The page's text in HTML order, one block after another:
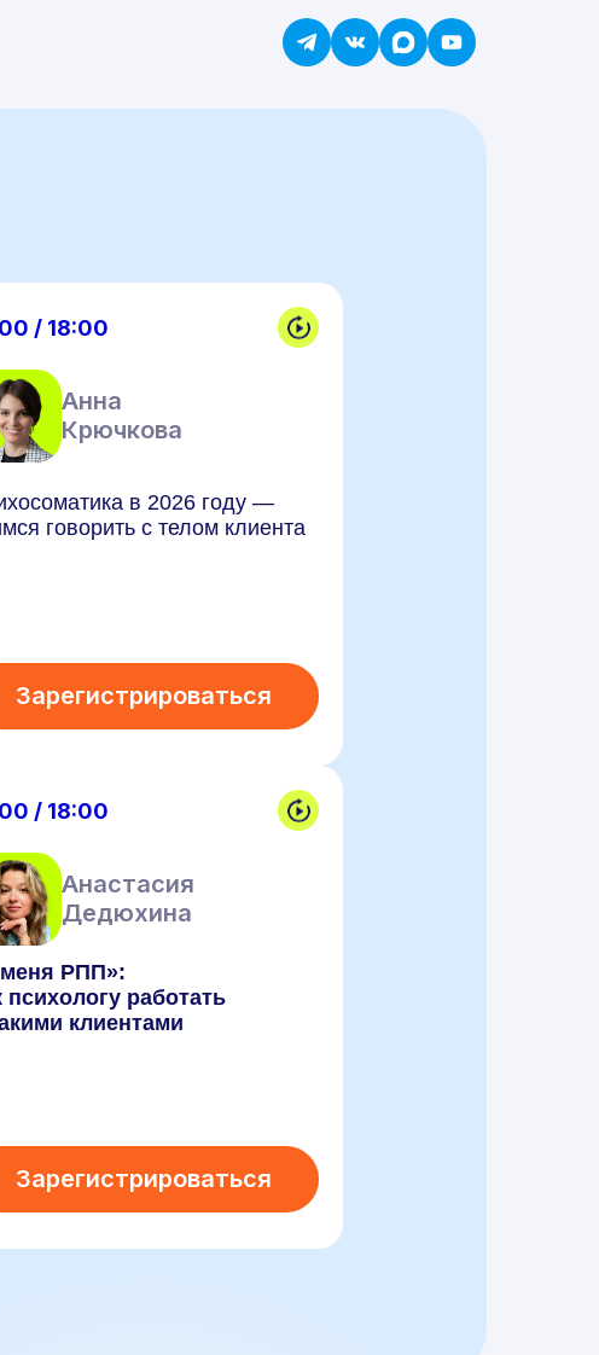
/ 18:00
Анна
Крючкова
в 2026 году —
говорить с телом клиента
Зарегистрироваться
/ 18:00
Анастасия
Дедюхина
РПП»:
психологу работать
клиентами
Зарегистрироваться